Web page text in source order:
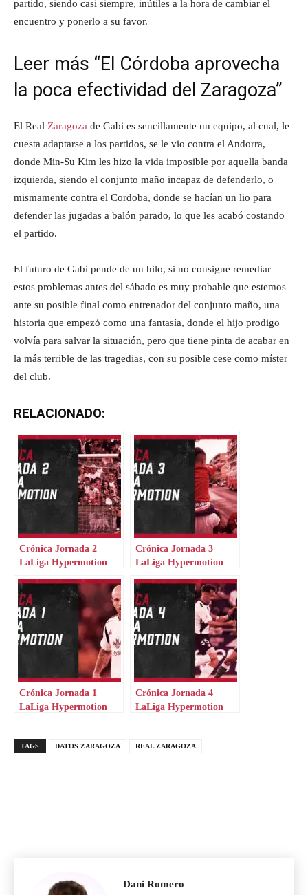
partido, siendo casi siempre, inútiles a la hora de cambiar el
encuentro y ponerlo a su favor.
Leer más “El Córdoba aprovecha
la poca efectividad del Zaragoza”
El Real Zaragoza de Gabi es sencillamente un equipo, al cual, le
cuesta adaptarse a los partidos, se le vio contra el Andorra,
donde Min-Su Kim les hizo la vida imposible por aquella banda
izquierda, siendo el conjunto maño incapaz de defenderlo, o
mismamente contra el Cordoba, donde se hacían un lio para
defender las jugadas a balón parado, lo que les acabó costando
el partido.
El futuro de Gabi pende de un hilo, si no consigue remediar
estos problemas antes del sábado es muy probable que estemos
ante su posible final como entrenador del conjunto maño, una
historia que empezó como una fantasía, donde el hijo prodigo
volvía para salvar la situación, pero que tiene pinta de acabar en
la más terrible de las tragedias, con su posible cese como míster
del club.
RELACIONADO:
Crónica Jornada 2
LaLiga Hypermotion
Crónica Jornada 3
LaLiga Hypermotion
Crónica Jornada 1
LaLiga Hypermotion
Crónica Jornada 4
LaLiga Hypermotion
TAGS DATOS ZARAGOZA REAL ZARAGOZA
Dani Romero